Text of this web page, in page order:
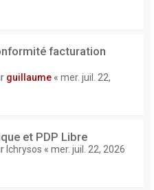
facturation
guillaume « mer. juil. 22,
et PDP Libre
lchrysos « mer. juil. 22, 2026